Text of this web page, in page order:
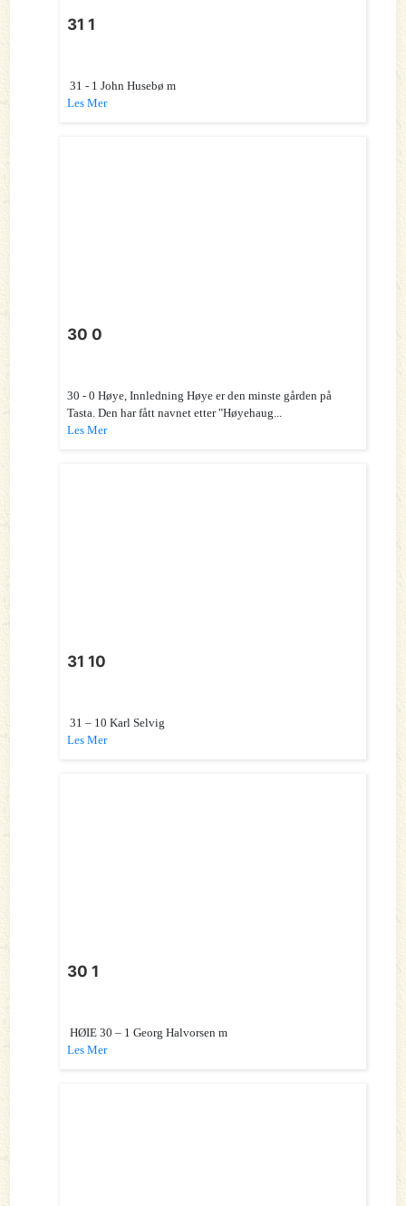
31 1
31 - 1 John Husebø m
Les Mer
30 0
30 - 0 Høye, Innledning Høye er den minste gården på
Tasta. Den har fått navnet etter "Høyehaug...
Les Mer
31 10
31 – 10 Karl Selvig
Les Mer
30 1
HØIE 30 – 1 Georg Halvorsen m
Les Mer